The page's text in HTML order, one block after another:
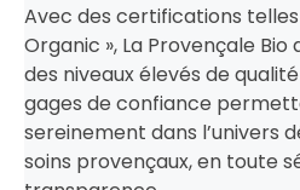
Avec des certifications telles
Organic », La Provençale Bio
des niveaux élevés de
gages de confiance
sereinement dans l’univers
soins provençaux, en toute